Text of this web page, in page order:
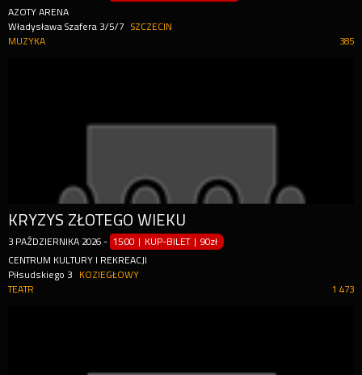
AZOTY ARENA
Władysława Szafera 3/5/7
SZCZECIN
385
MUZYKA
KRYZYS ZŁOTEGO WIEKU
3 PAŹDZIERNIKA 2026 - 15:00 | KUP-BILET |90zł
CENTRUM KULTURY I REKREACJI
Piłsudskiego 3
KOZIEGŁOWY
1 473
TEATR